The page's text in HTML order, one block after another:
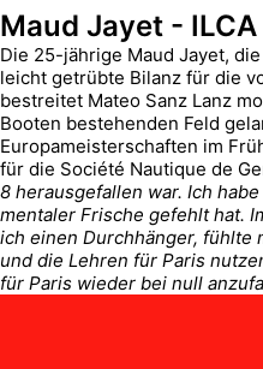
Maud Jayet - ILCA
Die 25-jährige Maud Jayet,
leicht getrübte Bilanz für die
bestreitet Mateo Sanz Lanz
Booten bestehenden Feld
Europameisterschaften im
für die Société Nautique de
8 herausgefallen war. Ich
mentaler Frische gefehlt hat.
ich einen Durchhänger, fühlte
und die Lehren für Paris
für Paris wieder bei null